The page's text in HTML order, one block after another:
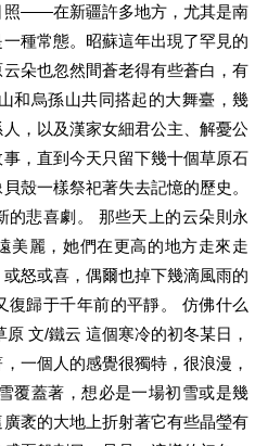
照——在新疆許多地方，尤其是南
種常態。昭蘇這年出現了罕見的
朵也忽然間蒼老得有些蒼白，有
和烏孫山共同搭起的大舞臺，幾
，以及漢家女細君公主、解憂公
，直到今天只留下幾十個草原石
殼一樣祭祀著失去記憶的歷史。
的悲喜劇。 那些天上的云朵則永
美麗，她們在更高的地方走來走
怒或喜，偶爾也掉下幾滴風雨的
復歸于千年前的平靜。 仿佛什么
文/鐵云 這個寒冷的初冬某日，
一個人的感覺很獨特，很浪漫，
覆蓋著，想必是一場初雪或是幾
袤的大地上折射著它有些晶瑩有